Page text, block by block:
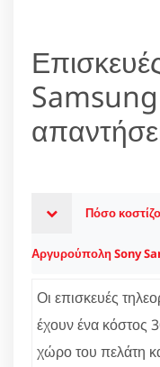
Samsung
Πόσο
Αργυρούπολη Sony
Οι επισκευές
έχουν ένα κόστος
χώρο του πελάτη